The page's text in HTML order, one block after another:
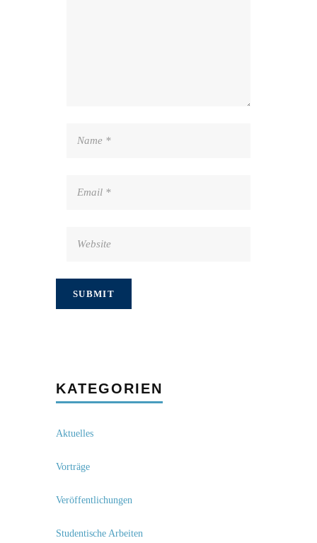
KATEGORIEN
Aktuelles
Vorträge
Veröffentlichungen
Studentische Arbeiten